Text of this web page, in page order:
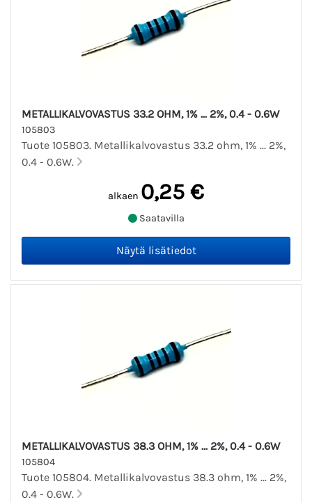
METALLIKALVOVASTUS 33.2 OHM, 1% ... 2%, 0.4 - 0.6W
105803
Tuote 105803. Metallikalvovastus 33.2 ohm, 1% ... 2%,
0.4 - 0.6W.
alkaen 0,25 €
Saatavilla
METALLIKALVOVASTUS 38.3 OHM, 1% ... 2%, 0.4 - 0.6W
105804
Tuote 105804. Metallikalvovastus 38.3 ohm, 1% ... 2%,
0.4 - 0.6W.